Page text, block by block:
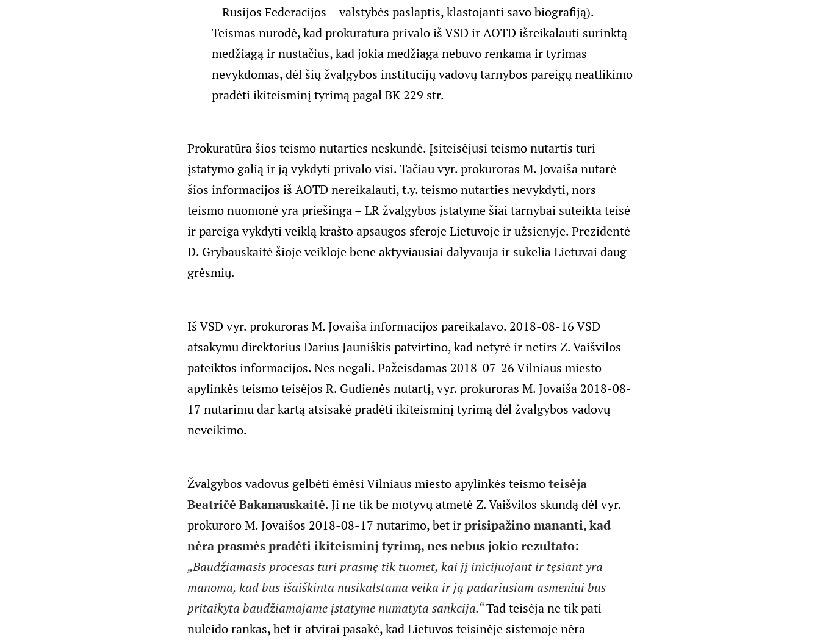
– Rusijos Federacijos – valstybės paslaptis, klastojanti savo biografiją).
Teismas nurodė, kad prokuratūra privalo iš VSD ir AOTD išreikalauti surinktą
medžiagą ir nustačius, kad jokia medžiaga nebuvo renkama ir tyrimas
nevykdomas, dėl šių žvalgybos institucijų vadovų tarnybos pareigų neatlikimo
pradėti ikiteisminį tyrimą pagal BK 229 str.
Prokuratūra šios teismo nutarties neskundė. Įsiteisėjusi teismo nutartis turi
įstatymo galią ir ją vykdyti privalo visi. Tačiau vyr. prokuroras M. Jovaiša nutarė
šios informacijos iš AOTD nereikalauti, t.y. teismo nutarties nevykdyti, nors
teismo nuomonė yra priešinga – LR žvalgybos įstatyme šiai tarnybai suteikta teisė
ir pareiga vykdyti veiklą krašto apsaugos sferoje Lietuvoje ir užsienyje. Prezidentė
D. Grybauskaitė šioje veikloje bene aktyviausiai dalyvauja ir sukelia Lietuvai daug
grėsmių.
Iš VSD vyr. prokuroras M. Jovaiša informacijos pareikalavo. 2018-08-16 VSD
atsakymu direktorius Darius Jauniškis patvirtino, kad netyrė ir netirs Z. Vaišvilos
pateiktos informacijos. Nes negali. Pažeisdamas 2018-07-26 Vilniaus miesto
apylinkės teismo teisėjos R. Gudienės nutartį, vyr. prokuroras M. Jovaiša 2018-08-
17 nutarimu dar kartą atsisakė pradėti ikiteisminį tyrimą dėl žvalgybos vadovų
neveikimo.
Žvalgybos vadovus gelbėti ėmėsi Vilniaus miesto apylinkės teismoteisėja
Beatričė Bakanauskaitė. Ji ne tik be motyvų atmetė Z. Vaišvilos skundą dėl vyr.
prokuroro M. Jovaišos 2018-08-17 nutarimo, bet irprisipažino mananti, kad
nėra prasmės pradėti ikiteisminį tyrimą, nes nebus jokio rezultato:
„Baudžiamasis procesas turi prasmę tik tuomet, kai jį inicijuojant ir tęsiant yra
manoma, kad bus išaiškinta nusikalstama veika ir ją padariusiam asmeniui bus
pritaikyta baudžiamajame įstatyme numatyta sankcija.“Tad teisėja ne tik pati
nuleido rankas, bet ir atvirai pasakė, kad Lietuvos teisinėje sistemoje nėra